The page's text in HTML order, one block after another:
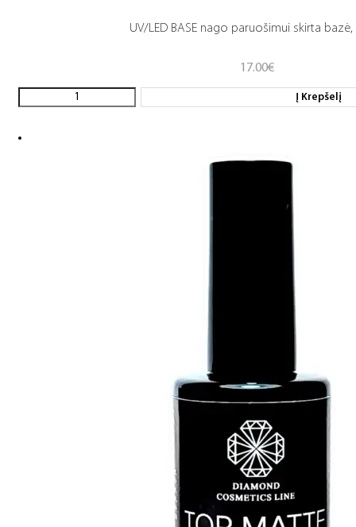
UV/LED BASE nago paruošimui skirta
17.00€
Į Krepšelį